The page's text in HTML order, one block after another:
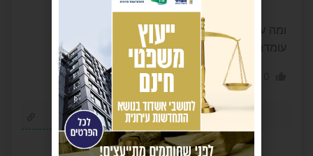
ומה עם כל המשקיעים
עומדת להיות כתבה בערוץ 12
0 הגב לתגובה
בעילום שם